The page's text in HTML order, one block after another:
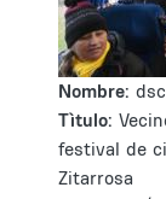
Nombre:
Tìtulo:
festival de
Zitarrosa